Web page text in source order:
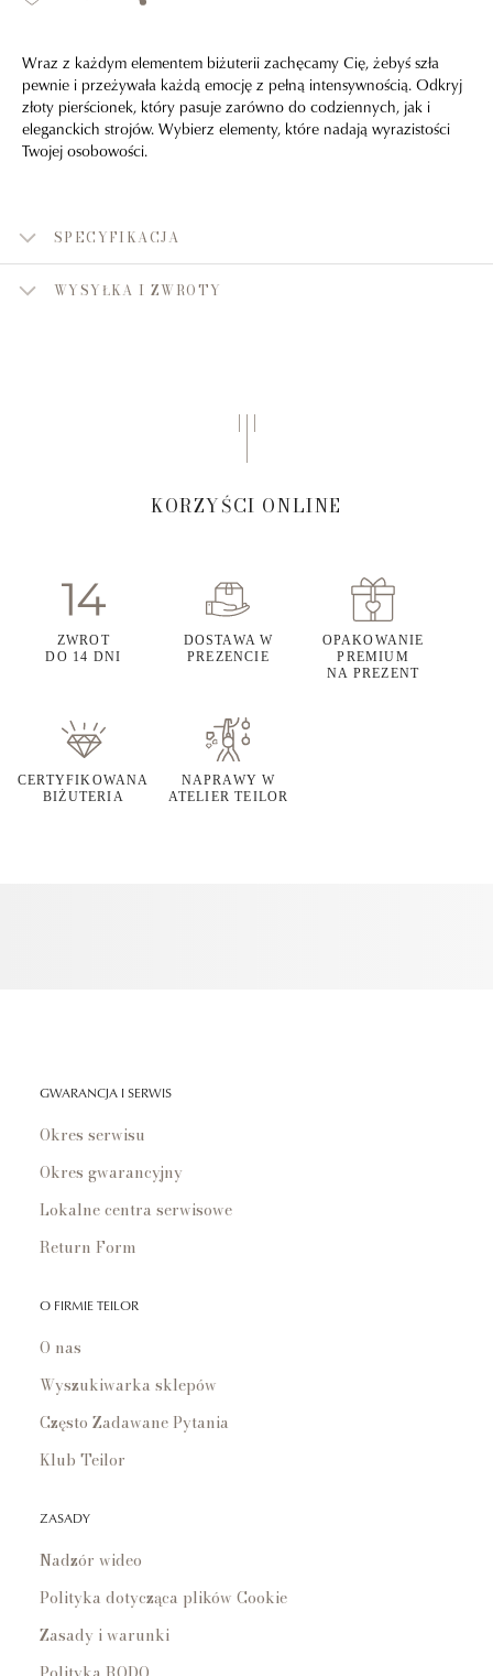
Wraz z każdym elementem biżuterii zachęcamy Cię, żebyś szła
pewnie i przeżywała każdą emocję z pełną intensywnością. Odkryj
złoty pierścionek, który pasuje zarówno do codziennych, jak i
eleganckich strojów. Wybierz elementy, które nadają wyrazistości
Twojej osobowości.
SPECYFIKACJA
WYSYŁKA I ZWROTY
KORZYŚCI ONLINE
ZWROT
DO 14 DNI
DOSTAWA W
PREZENCIE
OPAKOWANIE
PREMIUM
NA PREZENT
CERTYFIKOWANA
BIŻUTERIA
NAPRAWY W
ATELIER TEILOR
GWARANCJA I SERWIS
Okres serwisu
Okres gwarancyjny
Lokalne centra serwisowe
Return Form
O FIRMIE TEILOR
O nas
Wyszukiwarka sklepów
Często Zadawane Pytania
Klub Teilor
ZASADY
Nadzór wideo
Polityka dotycząca plików Cookie
Zasady i warunki